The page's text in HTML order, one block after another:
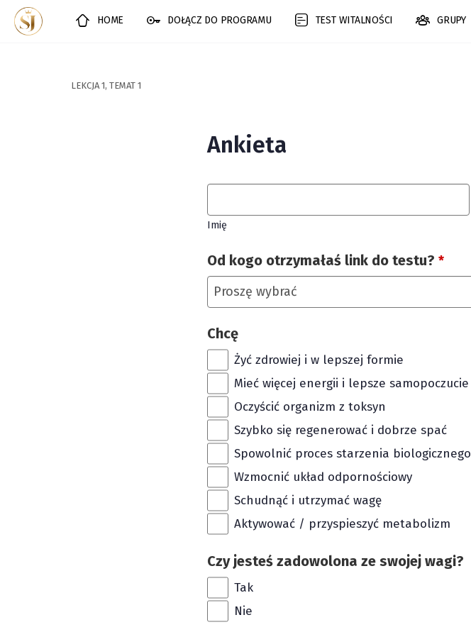
HOME DOŁĄCZ DO PROGRAMU TEST WITALNOŚCI GRUPY
LEKCJA 1, TEMAT 1
Ankieta
Imię
Od kogo otrzymałaś link do testu? *
Chcę
Żyć zdrowiej i w lepszej formie
Mieć więcej energii i lepsze samopoczucie
Oczyścić organizm z toksyn
Szybko się regenerować i dobrze spać
Spowolnić proces starzenia biologicznego
Wzmocnić układ odpornościowy
Schudnąć i utrzymać wagę
Aktywować / przyspieszyć metabolizm
Czy jesteś zadowolona ze swojej wagi?
Tak
Nie